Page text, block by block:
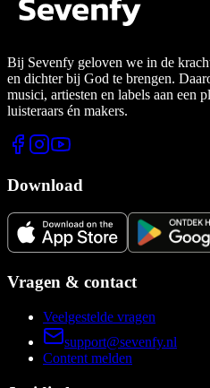
Bij Sevenfy geloven we in de
en dichter bij God te brengen.
musici, artiesten en labels aan een
luisteraars én makers.
Download
Vragen & contact
Veelgestelde vragen
support@sevenfy.nl
Content melden